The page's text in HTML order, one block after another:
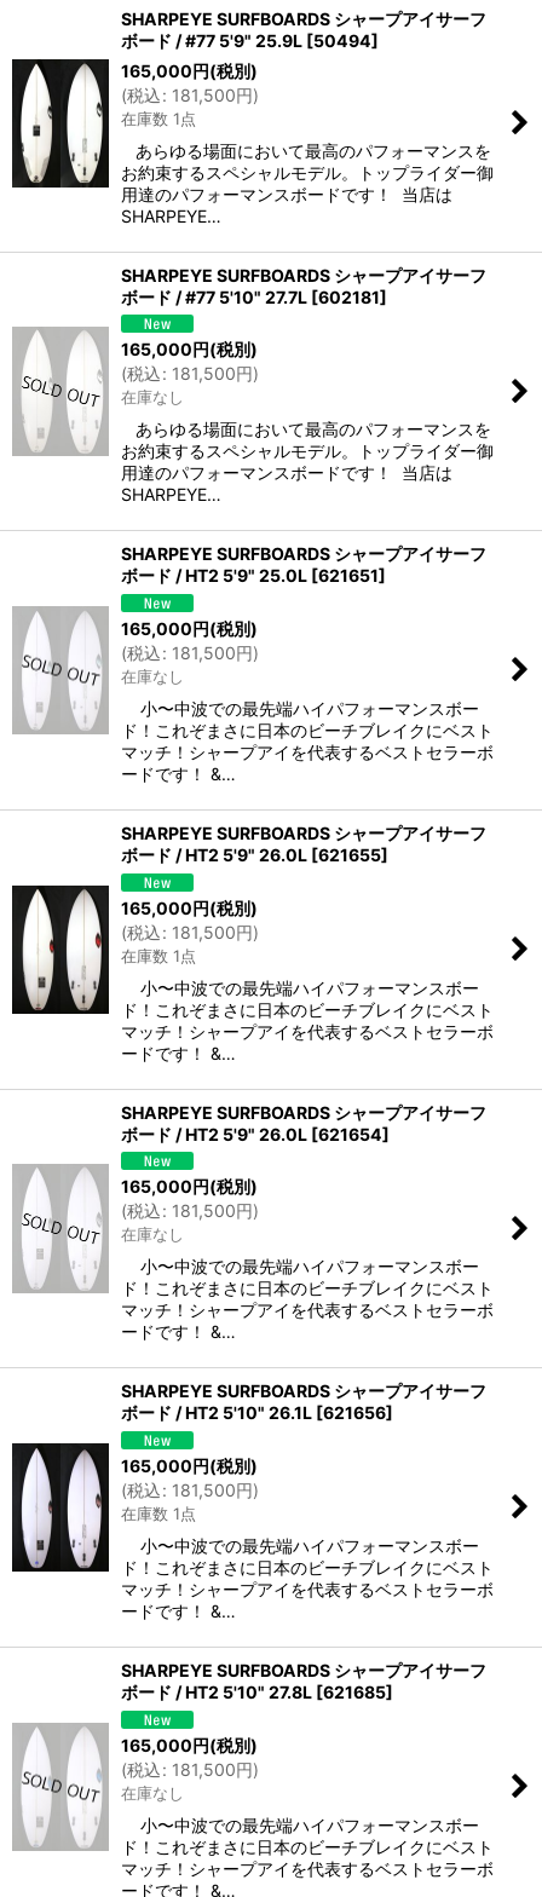
SHARPEYE SURFBOARDS シャープアイサーフ
ボード / #77 5'9" 25.9L [50494]
165,000円(税別)
(税込: 181,500円)
在庫数 1点
あらゆる場面において最高のパフォーマンスを
お約束するスペシャルモデル。トップライダー御
用達のパフォーマンスボードです！ 当店は
SHARPEYE…
SHARPEYE SURFBOARDS シャープアイサーフ
ボード / #77 5'10" 27.7L [602181]
165,000円(税別)
(税込: 181,500円)
在庫なし
あらゆる場面において最高のパフォーマンスを
お約束するスペシャルモデル。トップライダー御
用達のパフォーマンスボードです！ 当店は
SHARPEYE…
SHARPEYE SURFBOARDS シャープアイサーフ
ボード / HT2 5'9" 25.0L [621651]
165,000円(税別)
(税込: 181,500円)
在庫なし
小〜中波での最先端ハイパフォーマンスボー
ド！これぞまさに日本のビーチブレイクにベスト
マッチ！シャープアイを代表するベストセラーボ
ードです！ &…
SHARPEYE SURFBOARDS シャープアイサーフ
ボード / HT2 5'9" 26.0L [621655]
165,000円(税別)
(税込: 181,500円)
在庫数 1点
小〜中波での最先端ハイパフォーマンスボー
ド！これぞまさに日本のビーチブレイクにベスト
マッチ！シャープアイを代表するベストセラーボ
ードです！ &…
SHARPEYE SURFBOARDS シャープアイサーフ
ボード / HT2 5'9" 26.0L [621654]
165,000円(税別)
(税込: 181,500円)
在庫なし
小〜中波での最先端ハイパフォーマンスボー
ド！これぞまさに日本のビーチブレイクにベスト
マッチ！シャープアイを代表するベストセラーボ
ードです！ &…
SHARPEYE SURFBOARDS シャープアイサーフ
ボード / HT2 5'10" 26.1L [621656]
165,000円(税別)
(税込: 181,500円)
在庫数 1点
小〜中波での最先端ハイパフォーマンスボー
ド！これぞまさに日本のビーチブレイクにベスト
マッチ！シャープアイを代表するベストセラーボ
ードです！ &…
SHARPEYE SURFBOARDS シャープアイサーフ
ボード / HT2 5'10" 27.8L [621685]
165,000円(税別)
(税込: 181,500円)
在庫なし
小〜中波での最先端ハイパフォーマンスボー
ド！これぞまさに日本のビーチブレイクにベスト
マッチ！シャープアイを代表するベストセラーボ
ードです！ &…